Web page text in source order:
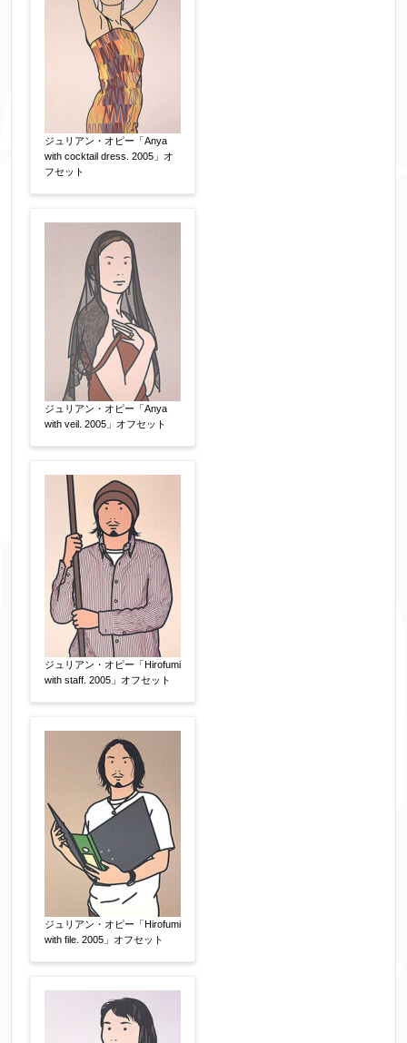
個人情報の取扱い
す。（確認画面は表示されません）
同意する 【必須】
↑ 同意頂けましたらチェックを入れてくださ
い。
※データはSSL(Secure Sockets Layer)通信によ
り暗号化して送信されます。
ジュリアン・オピー「Anya
with cocktail dress. 2005」オ
フセット
ジュリアン・オピー「Anya
with veil. 2005」オフセット
ジュリアン・オピー「Hirofumi
with staff. 2005」オフセット
ジュリアン・オピー「Hirofumi
with file. 2005」オフセット